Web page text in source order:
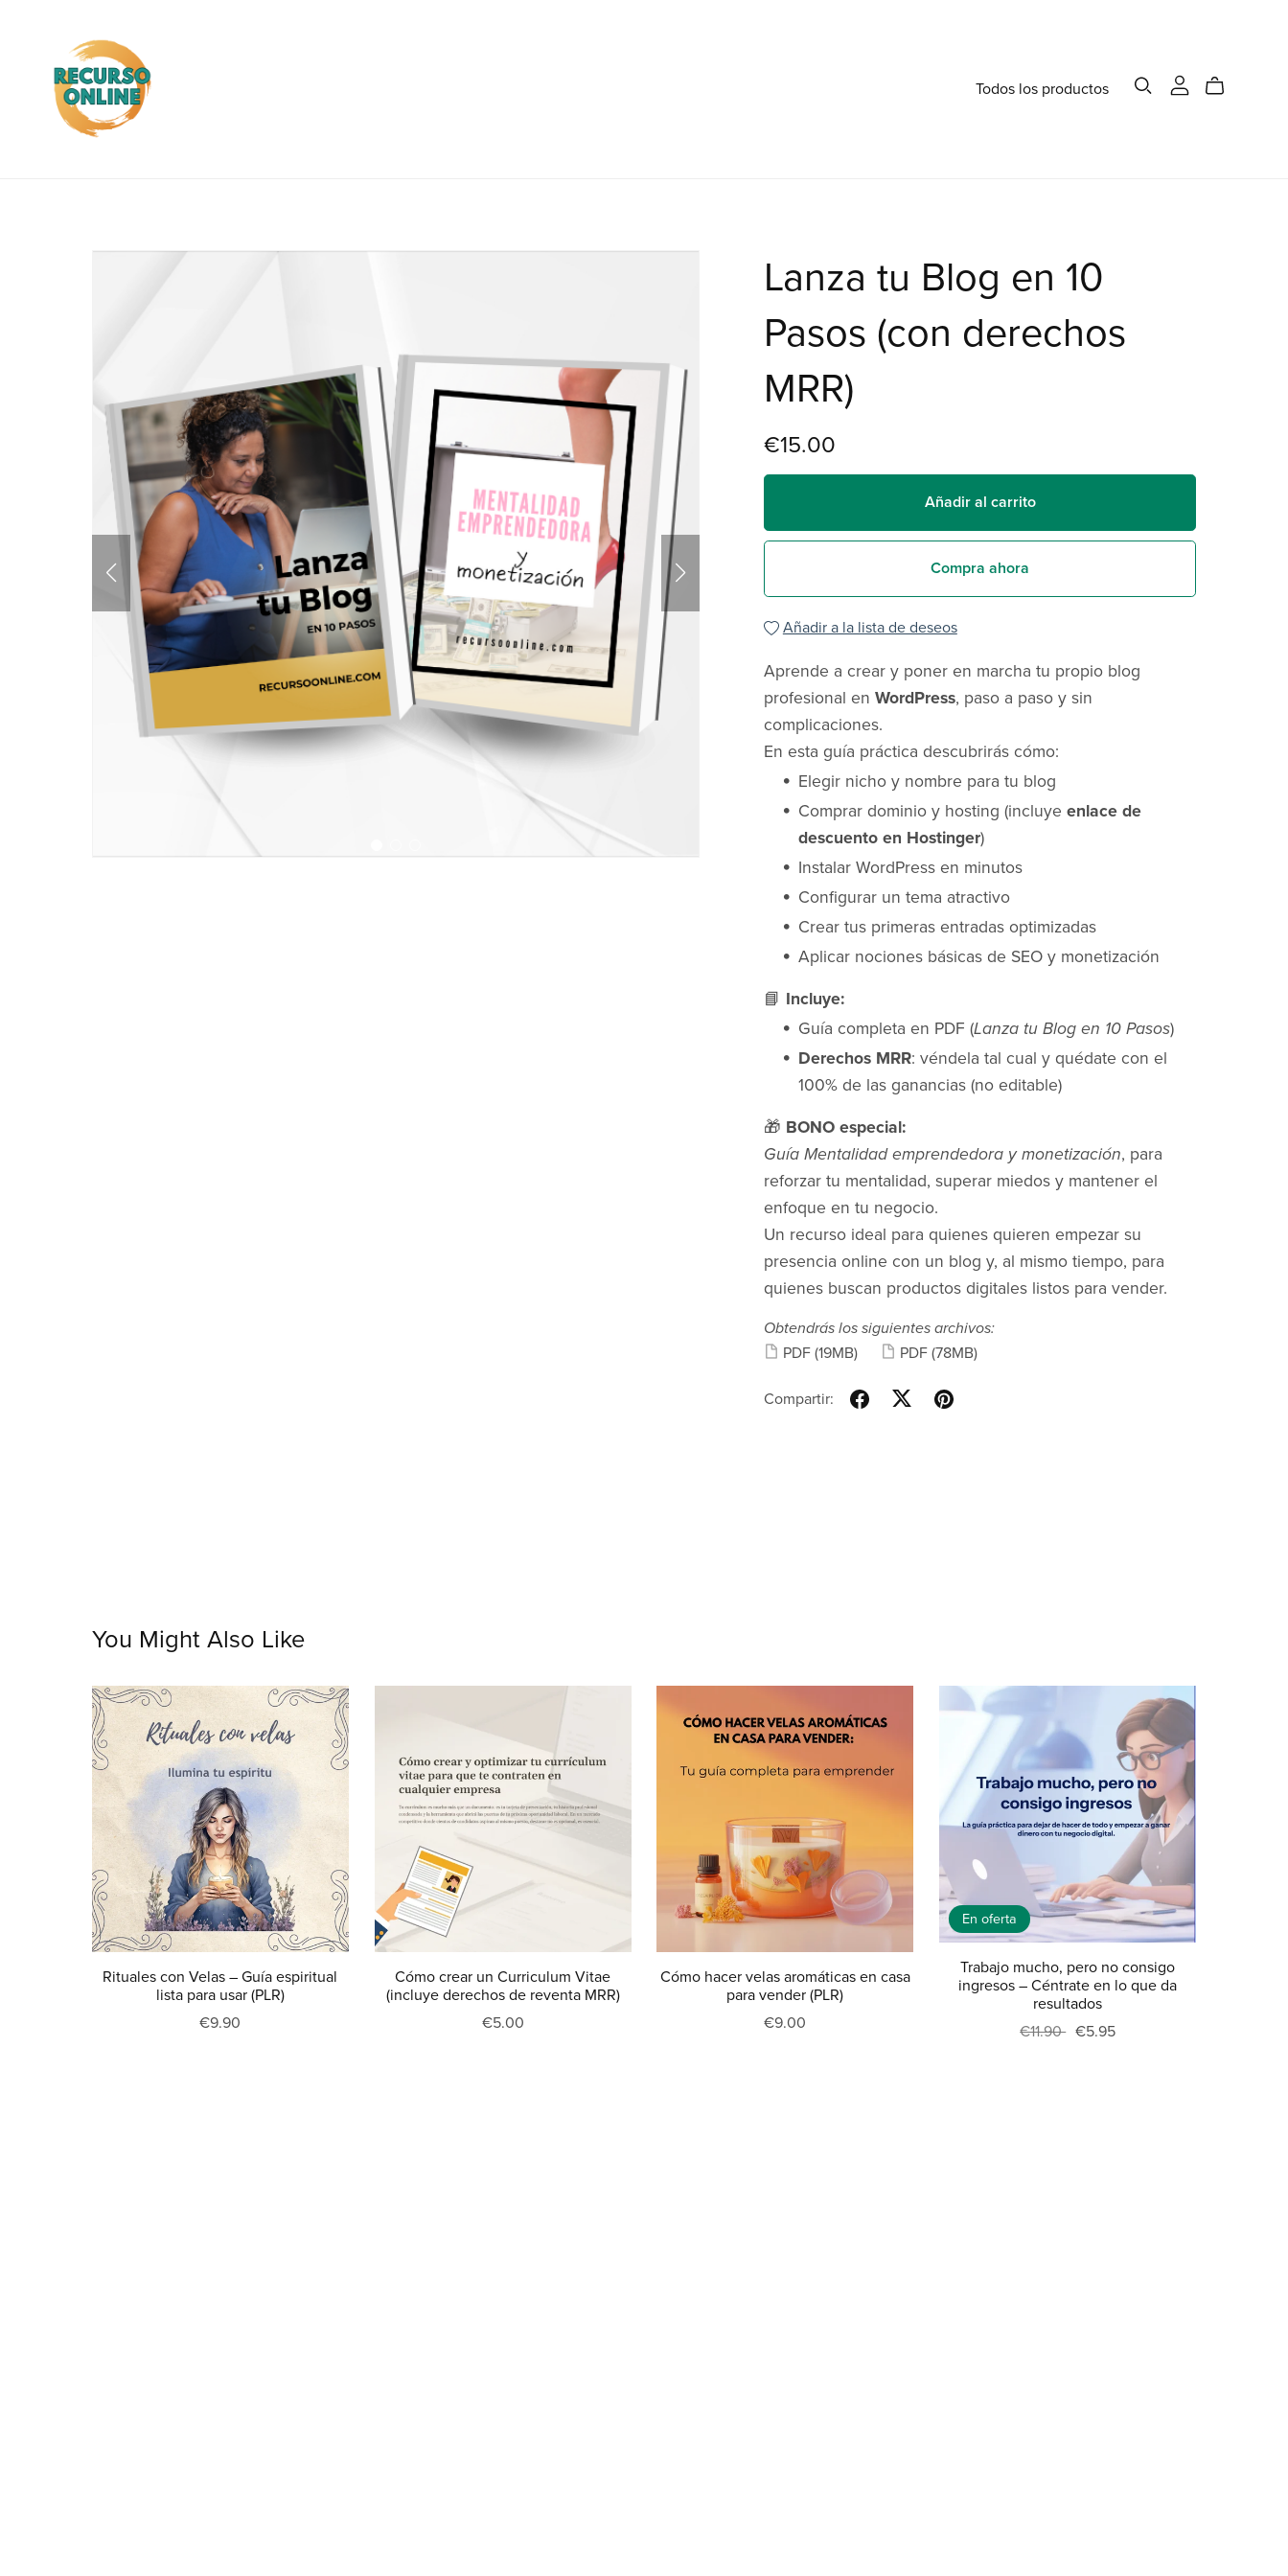
Todos los productos
Lanza tu Blog en 10
Pasos (con derechos
MRR)
€15.00
Añadir al carrito
Compra ahora
Añadir a la lista de deseos
Aprende a crear y poner en marcha tu propio blog
profesional en WordPress, paso a paso y sin
complicaciones.
En esta guía práctica descubrirás cómo:
Elegir nicho y nombre para tu blog
Comprar dominio y hosting (incluyeenlace de
descuento en Hostinger)
Instalar WordPress en minutos
Configurar un tema atractivo
Crear tus primeras entradas optimizadas
Aplicar nociones básicas de SEO y monetización
📘 Incluye:
Guía completa en PDF (Lanza tu Blog en 10 Pasos)
Derechos MRR: véndela tal cual y quédate con el
100% de las ganancias (no editable)
🎁 BONO especial:
Guía Mentalidad emprendedora y monetización, para
reforzar tu mentalidad, superar miedos y mantener el
enfoque en tu negocio.
Un recurso ideal para quienes quieren empezar su
presencia online con un blog y, al mismo tiempo, para
quienes buscan productos digitales listos para vender.
Obtendrás los siguientes archivos:
PDF (19MB) PDF (78MB)
Compartir:
You Might Also Like
Rituales con Velas – Guía espiritual
lista para usar (PLR)
€9.90
Cómo crear un Curriculum Vitae
(incluye derechos de reventa MRR)
€5.00
Cómo hacer velas aromáticas en casa
para vender (PLR)
€9.00
En oferta
Trabajo mucho, pero no consigo
ingresos – Céntrate en lo que da
resultados
€11.90 €5.95